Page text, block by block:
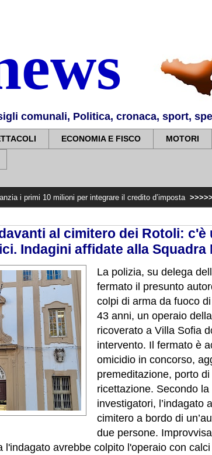
comunali, Politica, cronaca, sport,
ECONOMIA E FISCO MOTORI
per integrare il credito d’imposta >>>>> Regione.
al cimitero dei Rotoli: c'è
Indagini affidate alla Squadra
La polizia, su delega
fermato il presunto
colpi di arma da fuoco
43 anni, un operaio
ricoverato a Villa Sofia
intervento. Il fermato è
omicidio in concorso,
premeditazione, porto
ricettazione. Secondo
investigatori, l’indagato
cimitero a bordo di
due persone.
l'indagato avrebbe colpito l'operaio con